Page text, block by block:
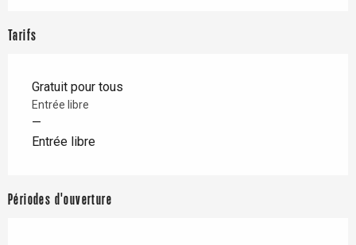
Tarifs
Gratuit pour tous
Entrée libre
—
Entrée libre
Périodes d'ouverture